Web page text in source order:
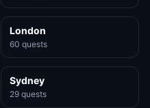
London
60 quests
Sydney
29 quests